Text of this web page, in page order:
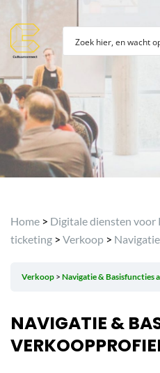
Home > Digitale diensten voor
ticketing > Verkoop >
Verkoop Navigatie & Basisfuncties
NAVIGATIE &